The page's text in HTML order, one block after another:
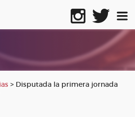
> Disputada la primera jornada